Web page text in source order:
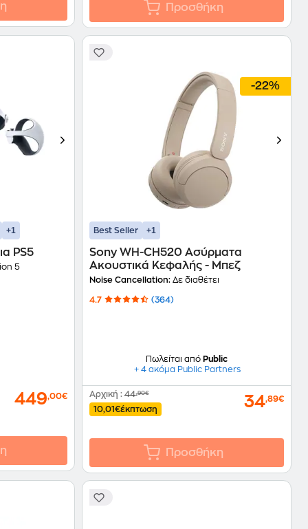
Προσθήκη
+1
PS5
5
449,00€
-22%
Best Seller +1
Sony WH-CH520 Ασύρματα
Ακουστικά Κεφαλής - Μπεζ
Noise Cancellation:Δε διαθέτει
4.7 (364)
Πωλείται από Public
+ 4 ακόμα Public Partners
Αρχική :44,90€
10,01€έκπτωση 34,89€
Προσθήκη